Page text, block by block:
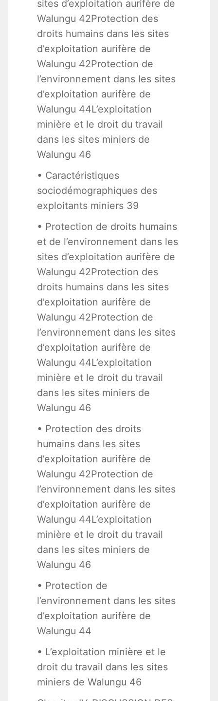
sites d’exploitation aurifère de
Walungu 42Protection des
droits humains dans les sites
d’exploitation aurifère de
Walungu 42Protection de
l’environnement dans les sites
d’exploitation aurifère de
Walungu 44L’exploitation
minière et le droit du travail
dans les sites miniers de
Walungu 46
• Caractéristiques
sociodémographiques des
exploitants miniers 39
• Protection de droits humains
et de l’environnement dans les
sites d’exploitation aurifère de
Walungu 42Protection des
droits humains dans les sites
d’exploitation aurifère de
Walungu 42Protection de
l’environnement dans les sites
d’exploitation aurifère de
Walungu 44L’exploitation
minière et le droit du travail
dans les sites miniers de
Walungu 46
• Protection des droits
humains dans les sites
d’exploitation aurifère de
Walungu 42Protection de
l’environnement dans les sites
d’exploitation aurifère de
Walungu 44L’exploitation
minière et le droit du travail
dans les sites miniers de
Walungu 46
• Protection de
l’environnement dans les sites
d’exploitation aurifère de
Walungu 44
• L’exploitation minière et le
droit du travail dans les sites
miniers de Walungu 46